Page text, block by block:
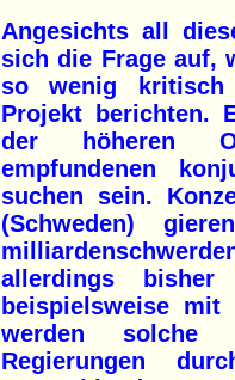
Angesichts all
sich die Frage auf,
so wenig kritisch
Projekt berichten.
der höheren
empfundenen
suchen sein.
(Schweden)
allerdings
beispielsweise mit
werden solche
Regierungen